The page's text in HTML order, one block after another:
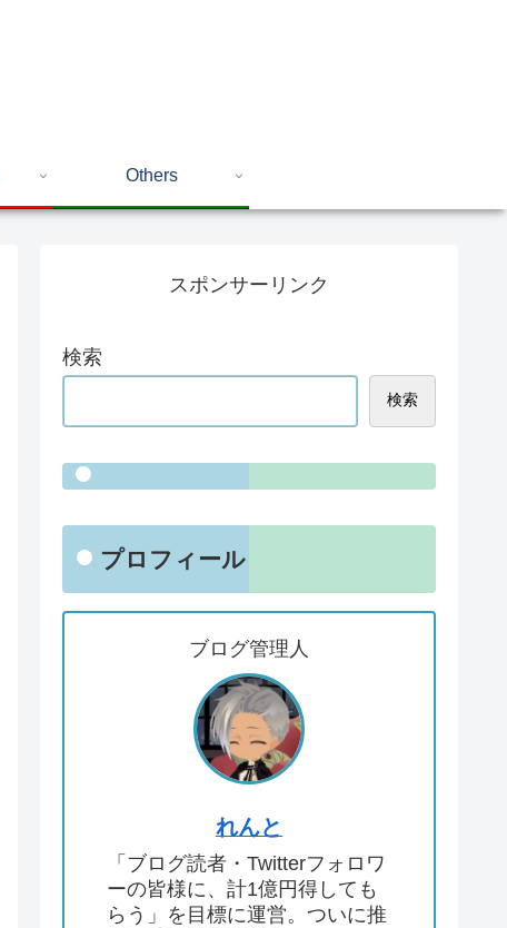
Others
スポンサーリンク
検索
検索
プロフィール
ブログ管理人
れんと
「ブログ読者・Twitterフォロワ
ーの皆様に、計1億円得しても
らう」を目標に運営。ついに推